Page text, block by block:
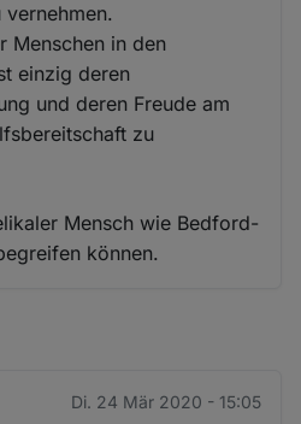
Menschen in den
einzig deren
und deren Freude am
zu
Mensch wie Bedford-
können.
Di. 24 Mär 2020 - 15:05